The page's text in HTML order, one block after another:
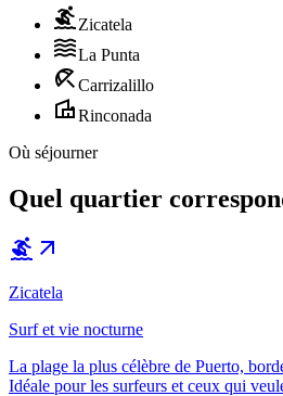
surfing Zicatela
wavesLa Punta
beach_accessCarrizalillo
villaRinconada
Où séjourner
Quel quartier
surfing arrow_outward
Zicatela
Surf et vie nocturne
La plage la plus célèbre de Puerto,
Idéale pour les surfeurs et ceux qui